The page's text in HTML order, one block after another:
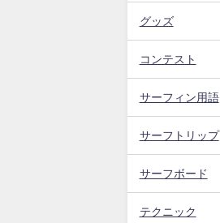
グッズ
コンテスト
サーフィン用語
サーフトリップ
サーフボード
テクニック